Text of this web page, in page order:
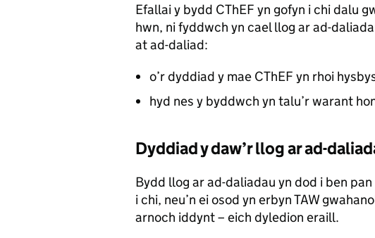
Efallai y bydd CThEF yn gofyn i chi dalu
hwn, ni fyddwch yn cael llog ar ad-
at ad-daliad:
o’r dyddiad y mae CThEF yn rhoi
hyd nes y byddwch yn talu’r warant
Dyddiad y daw’r llog ar ad-
Bydd llog ar ad-daliadau yn dod i ben pan
i chi, neu’n ei osod yn erbyn TAW
arnoch iddynt – eich dyledion eraill.